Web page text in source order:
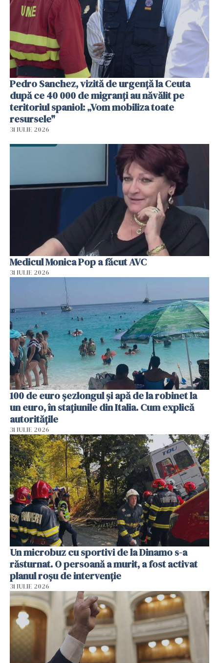
Pedro Sanchez, vizită de urgență la Ceuta
după ce 40 000 de migranți au năvălit pe
teritoriul spaniol: „Vom mobiliza toate
resursele"
31 IULIE 2026
Medicul Monica Pop a făcut AVC
31 IULIE 2026
100 de euro șezlongul și apă de la robinet la
un euro, în stațiunile din Italia. Cum explică
autoritățile
31 IULIE 2026
Un microbuz cu sportivi de la Dinamo s-a
răsturnat. O persoană a murit, a fost activat
planul roșu de intervenție
31 IULIE 2026